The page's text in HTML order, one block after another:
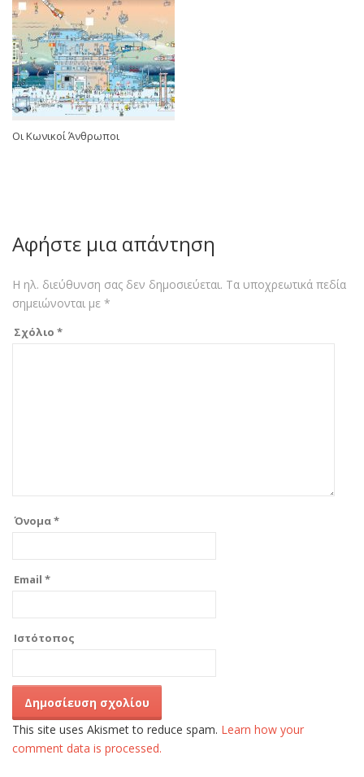
Oι Κωνικοί Άνθρωποι
Αφήστε μια απάντηση
Η ηλ. διεύθυνση σας δεν δημοσιεύεται. Τα υποχρεωτικά πεδία
σημειώνονται με *
Σχόλιο *
Όνομα*
Email *
Ιστότοπος
This site uses Akismet to reduce spam. Learn how your
comment data is processed.